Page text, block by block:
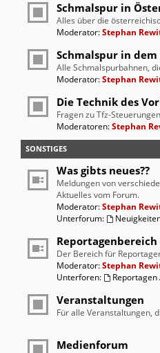
Schmalspur in
Alles über die
Moderator:Stephan
Schmalspur in
Alle Schmalspurbahnen,
Moderator:Stephan
Die Technik des
Fragen zu Tfz-
Moderatoren:Stephan
SONSTIGES
Was gibts neues??
Meldungen von
Aktuelles vom Forum.
Moderator:Stephan
Unterforum:
Reportagenbereich
Der Bereich für
Moderator:Stephan
Unterforen:
Veranstaltungen
Für alle Veranstaltungen,
Medienforum